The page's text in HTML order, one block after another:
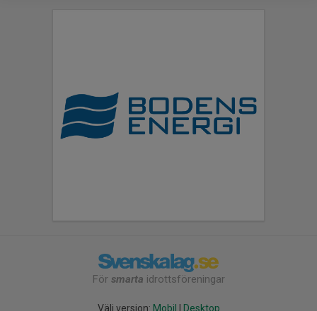
För smarta idrottsföreningar
Välj version: Mobil Desktop